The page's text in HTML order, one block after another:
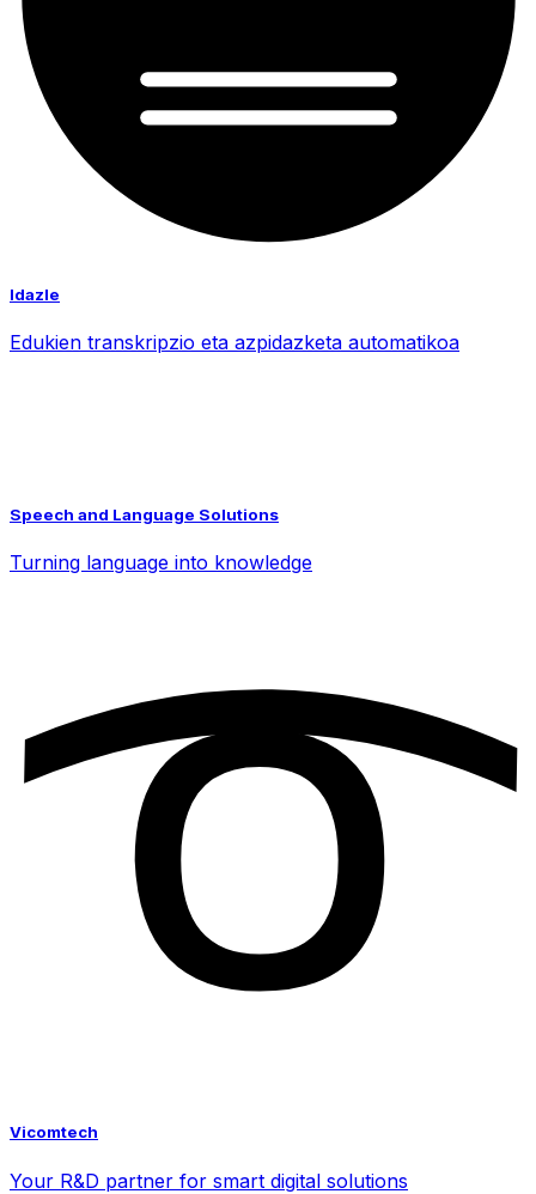
Idazle
Edukien transkripzio eta azpidazketa automatikoa
Speech and Language Solutions
Turning language into knowledge
Vicomtech
Your R&D partner for smart digital solutions